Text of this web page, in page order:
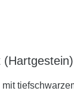
(Hartgestein)